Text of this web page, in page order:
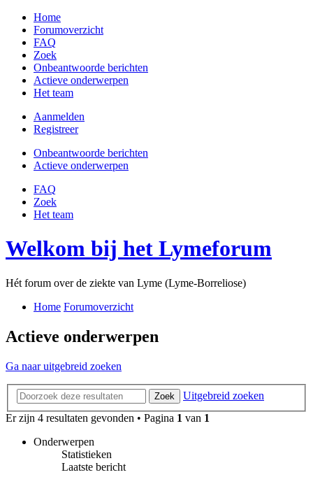
Home
Forumoverzicht
FAQ
Zoek
Onbeantwoorde berichten
Actieve onderwerpen
Het team
Aanmelden
Registreer
Onbeantwoorde berichten
Actieve onderwerpen
FAQ
Zoek
Het team
Welkom bij het Lymeforum
Hét forum over de ziekte van Lyme (Lyme-Borreliose)
Home Forumoverzicht
Actieve onderwerpen
Ga naar uitgebreid zoeken
Zoek
Uitgebreid zoeken
Er zijn 4 resultaten gevonden • Pagina 1 van 1
Onderwerpen
Statistieken
Laatste bericht